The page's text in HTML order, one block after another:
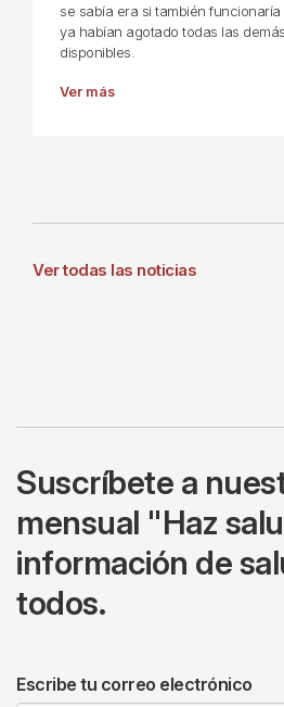
se sabía era si también
ya habían agotado todas las
disponibles.
Ver más
Ver todas las noticias
Suscríbete a
mensual "Haz
información de
todos.
Escribe tu correo electrónico